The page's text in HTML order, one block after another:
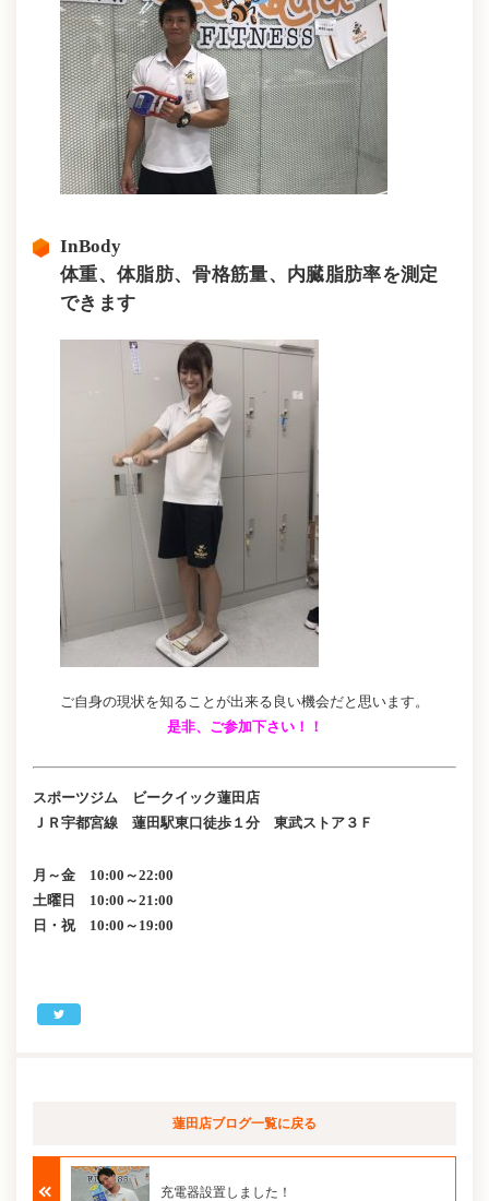
InBody
体重、体脂肪、骨格筋量、内臓脂肪率を測定
できます
ご自身の現状を知ることが出来る良い機会だと思います。
是非、ご参加下さい！！
スポーツジム ビークイック蓮田店
ＪＲ宇都宮線 蓮田駅東口徒歩１分 東武ストア３Ｆ
月～金 10:00～22:00
土曜日 10:00～21:00
日・祝 10:00～19:00
蓮田店ブログ一覧に戻る
充電器設置しました！